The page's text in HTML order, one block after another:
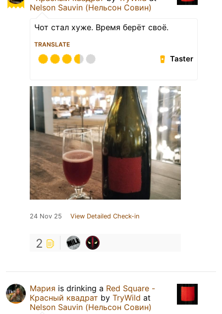
Nelson Sauvin (Нельсон Совин)
Чот стал хуже. Время берёт своё.
TRANSLATE
Taster
24 Nov 25 View Detailed Check-in
2
Мария is drinking a Red Square -
Красный квадрат by TryWild at
Nelson Sauvin (Нельсон Совин)